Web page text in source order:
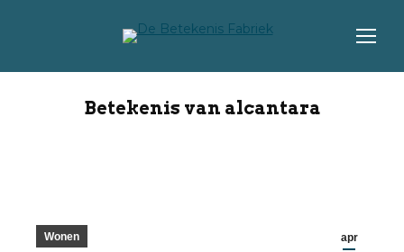
Betekenis van alcantara
apr
Wonen